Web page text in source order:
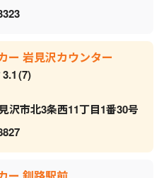
ー 岩見沢カウンター
3.1 7
沢市北3条西11丁目1番30号